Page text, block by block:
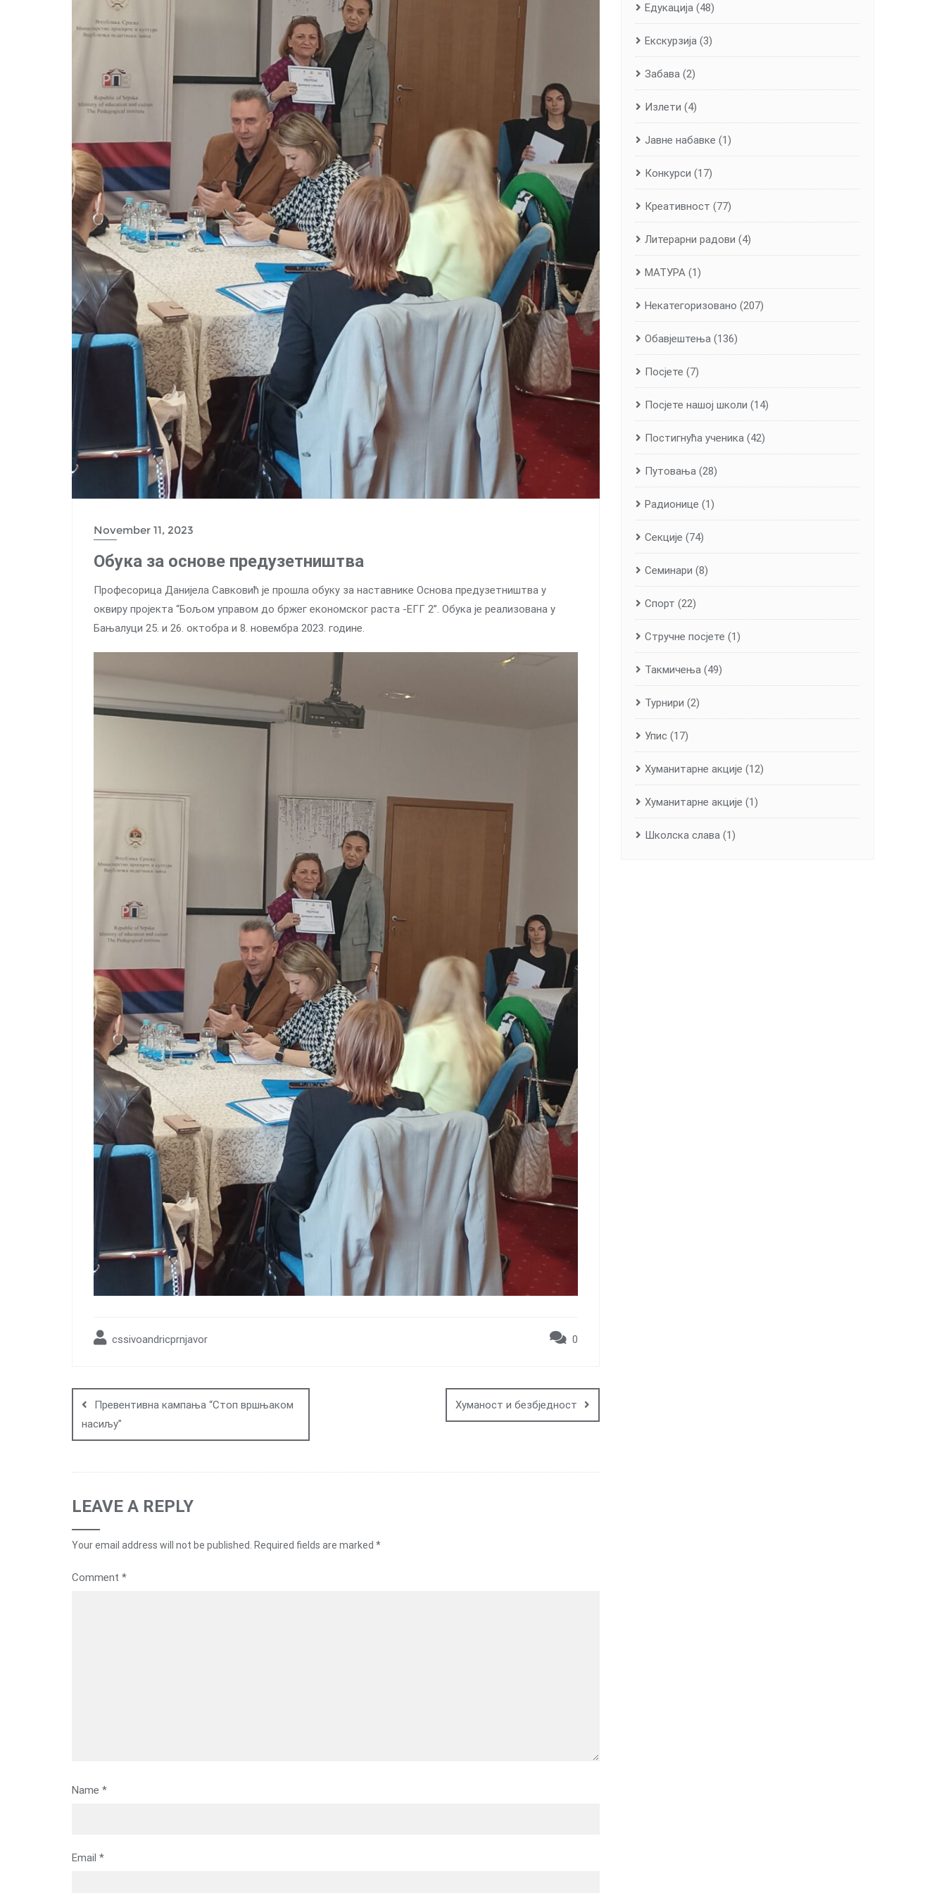
November 11, 2023
Обука за основе предузетништва
Професорица Данијела Савковић је прошла обуку за наставнике Основа предузетништва у
оквиру пројекта “Бољом управом до бржег економског раста -ЕГГ 2”. Обука је реализована у
Бањалуци 25. и 26. октобра и 8. новембра 2023. године.
cssivoandricprnjavor 0
navigation
Превентивна кампања “Стоп вршњаком
насиљу”
Хуманост и безбједност
LEAVE A REPLY
Your email address will not be published. Required fields are marked *
Comment *
Name *
Email *
Едукација (48)
Екскурзија (3)
Забава (2)
Излети (4)
Јавне набавке (1)
Конкурси (17)
Креативност (77)
Литерарни радови (4)
МАТУРА (1)
Некатегоризовано (207)
Обавјештења (136)
Посјете (7)
Посјете нашој школи (14)
Постигнућа ученика (42)
Путовања (28)
Радионице (1)
Секције (74)
Семинари (8)
Спорт (22)
Стручне посјете (1)
Такмичења (49)
Турнири (2)
Упис (17)
Хуманитарне aкције (12)
Хуманитарне акције (1)
Школска слава (1)